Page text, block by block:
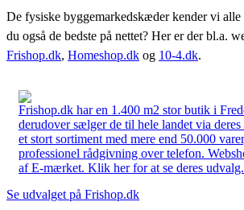
De fysiske byggemarkedskæder kender vi alle
du også de bedste på nettet? Her er der bl.a.
Frishop.dk, Homeshop.dk og 10-4.dk.
Frishop.dk har en 1.400 m2 stor butik i
derudover sælger de til hele landet via
et stort sortiment med mere end 50.000
professionel rådgivning over telefon.
af E-mærket. Klik her for at se deres udvalg.
Se udvalget på Frishop.dk